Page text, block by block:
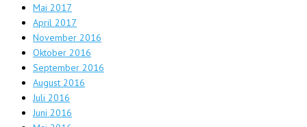
Mai 2017
April 2017
November 2016
Oktober 2016
September 2016
August 2016
Juli 2016
Juni 2016